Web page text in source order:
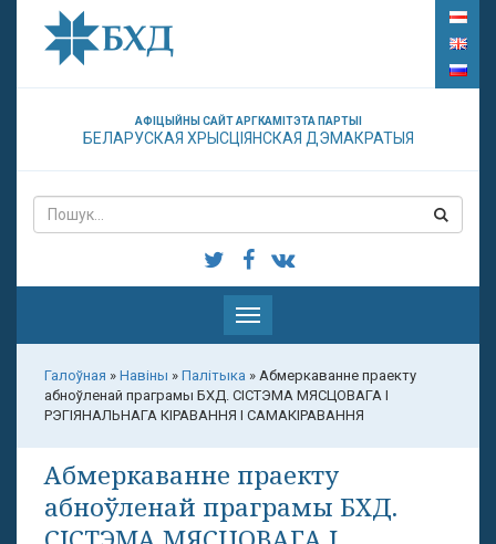
АФІЦЫЙНЫ САЙТ АРГКАМІТЭТА ПАРТЫІ
БЕЛАРУСКАЯ ХРЫСЦІЯНСКАЯ ДЭМАКРАТЫЯ
Паказаць
меню
Галоўная » Навіны » Палітыка » Абмеркаванне праекту
абноўленай праграмы БХД. СІСТЭМА МЯСЦОВАГА І
РЭГІЯНАЛЬНАГА КІРАВАННЯ І САМАКІРАВАННЯ
Абмеркаванне праекту
абноўленай праграмы БХД.